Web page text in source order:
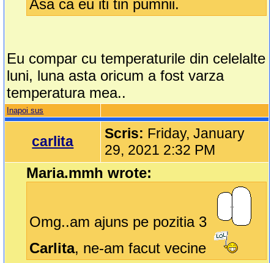
Asa ca eu iti tin pumnii.
Eu compar cu temperaturile din celelalte
luni, luna asta oricum a fost varza
temperatura mea..
Inapoi sus
carlita Scris: Friday, January
29, 2021 2:32 PM
Maria.mmh wrote:
Omg..am ajuns pe pozitia 3
Carlita, ne-am facut vecine